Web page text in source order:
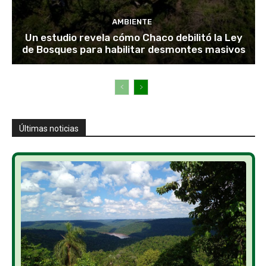
AMBIENTE
Un estudio revela cómo Chaco debilitó la Ley
de Bosques para habilitar desmontes masivos
Últimas noticias